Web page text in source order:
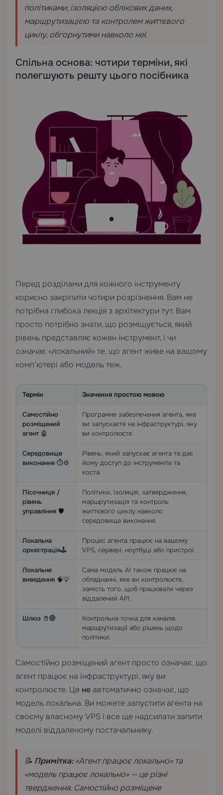
політиками, ізоляцією облікових даних,
маршрутизацією та контролем життєвого
циклу, обгорнутими навколо неї.
Спільна основа: чотири терміни, які
полегшують решту цього посібника
Перед розділами для кожного інструменту
корисно закріпити чотири розрізнення. Вам не
потрібна глибока лекція з архітектури тут. Вам
просто потрібно знати, що розміщується, який
рівень представляє кожен інструмент, і чи
означає «локальний» те, що агент живе на вашому
комп’ютері або модель теж.
Термін Значення простою мовою
Самостійно
розміщений
агент 🤖
Програмне забезпечення агента, яке
ви запускаєте на інфраструктурі, яку
ви контролюєте.
Середовище
виконання ⏱️⚙️
Рівень, який запускає агента та дає
йому доступ до інструментів та
хоста.
Пісочниця /
рівень
управління 🛡️
Політики, ізоляція, затвердження,
маршрутизація та контроль
життєвого циклу навколо
середовища виконання.
Локальна
оркестрація🕹️
Процес агента працює на вашому
VPS, сервері, ноутбуці або пристрої.
Локальне
виведення 🧠💡
Сама модель AI також працює на
обладнанні, яке ви контролюєте,
замість того, щоб працювати через
віддалений API.
Шлюз 🚪🌐
Контрольна точка для каналів,
маршрутизації або рішень щодо
політики.
Самостійно розміщений агент просто означає, що
агент працює на інфраструктурі, яку ви
контролюєте. Це не автоматично означає, що
модель локальна. Ви можете запустити агента на
своєму власному VPS і все ще надсилати запити
моделі віддаленому постачальнику.
📝 Примітка:«Агент працює локально» та
«модель працює локально» — це різні
твердження. Самостійно розміщене